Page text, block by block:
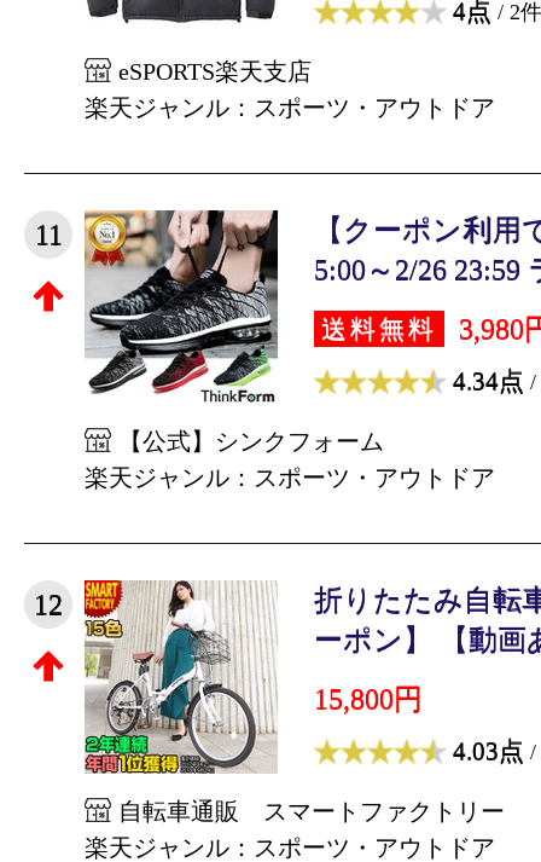
4点 / 2件
eSPORTS楽天支店
楽天ジャンル：スポーツ・アウトドア
11
【クーポン利用
5:00～2/26 23:59
送料無料 3,980
4.34点 /
【公式】シンクフォーム
楽天ジャンル：スポーツ・アウトドア
12
折りたたみ自転
ーポン】 【動画
15,800円
4.03点 /
自転車通販 スマートファクトリー
楽天ジャンル：スポーツ・アウトドア